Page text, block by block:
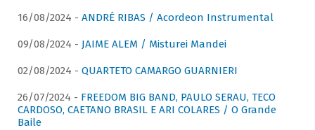
16/08/2024 - ANDRÉ RIBAS / Acordeon Instrumental
09/08/2024 - JAIME ALEM / Misturei Mandei
02/08/2024 - QUARTETO CAMARGO GUARNIERI
26/07/2024 - FREEDOM BIG BAND, PAULO SERAU, TECO
CARDOSO, CAETANO BRASIL E ARI COLARES / O Grande
Baile